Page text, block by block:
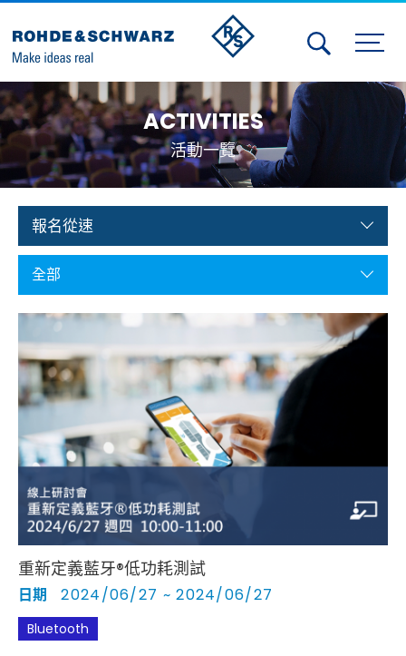
Activities
Contact Us
Member
Calendar
Member Login
Aerospace | Defense | Security
Broadcast and Media
Cybersecurity
ACTIVITIES
活動一覽
報名從速
全部
重新定義藍牙®低功耗測試
日期 2024/06/27 ~ 2024/06/27
Bluetooth